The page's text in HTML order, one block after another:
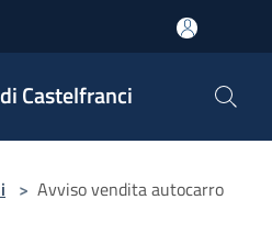
Castelfranci
> Avviso vendita autocarro